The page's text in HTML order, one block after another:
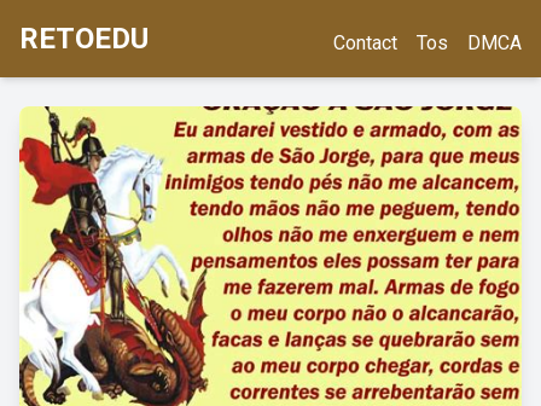
RETOEDU Contact Tos DMCA